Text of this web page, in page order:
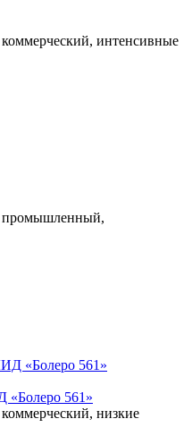
интенсивные
промышленный,
561»
низкие